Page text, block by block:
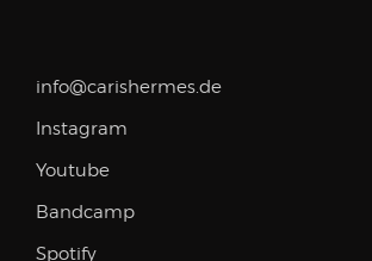
info@carishermes.de
Instagram
Youtube
Bandcamp
Spotify